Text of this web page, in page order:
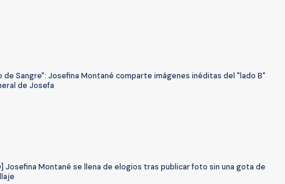
de Sangre": Josefina Montané comparte imágenes inéditas del "lado B"
de Josefa
Josefina Montané se llena de elogios tras publicar foto sin una gota de